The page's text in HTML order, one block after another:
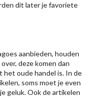
dit later je favoriete
aanbieden, houden
deze komen dan
het oude handel is. In de
soms moet je even
geluk. Ook de artikelen